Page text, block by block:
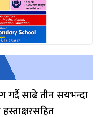
गर्दै साढे तीन सयभन्दा